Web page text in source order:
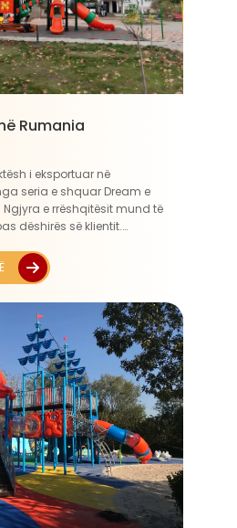
Rumania
i eksportuar në
seria e shquar Dream e
e rrëshqitësit mund të
dëshirës së klientit.
në vjeshtë dhe dimër,